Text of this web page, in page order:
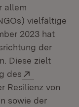
allem
vielfältige
2023 hat
der
Diese zielt
des
neuem Fenster)
Resilienz von
sowie der